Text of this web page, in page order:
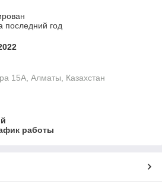
купить боксы биологической
медицинских боксов и
высокого качества.
и окружающей среды от
последний год
15А, Алматы, Казахстан
работы